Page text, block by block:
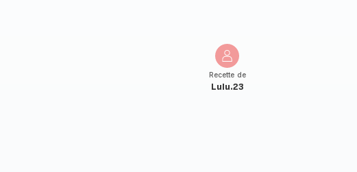
Recette de
Lulu.23